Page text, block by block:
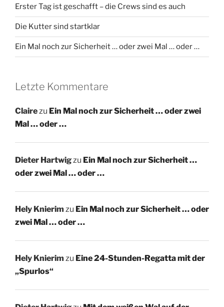
Erster Tag ist geschafft – die Crews sind es auch
Die Kutter sind startklar
Ein Mal noch zur Sicherheit … oder zwei Mal … oder …
Letzte Kommentare
Clairezu Ein Mal noch zur Sicherheit … oder zwei
Mal … oder …
Dieter Hartwigzu Ein Mal noch zur Sicherheit …
oder zwei Mal … oder …
Hely Knierim zu Ein Mal noch zur Sicherheit … oder
zwei Mal … oder …
Hely Knierim zu Eine 24-Stunden-Regatta mit der
„Spurlos“